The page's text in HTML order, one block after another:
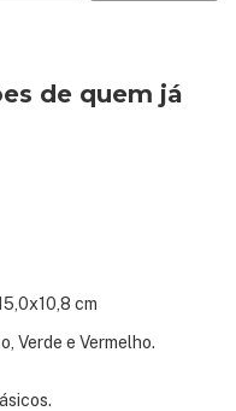
de quem já
cm
Verde e Vermelho.